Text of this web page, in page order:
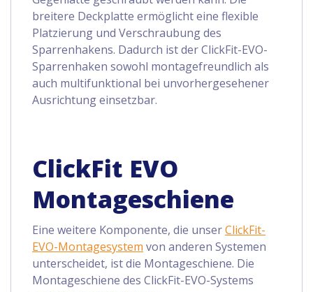
breitere Deckplatte ermöglicht eine flexible
Platzierung und Verschraubung des
Sparrenhakens. Dadurch ist der ClickFit-EVO-
Sparrenhaken sowohl montagefreundlich als
auch multifunktional bei unvorhergesehener
Ausrichtung einsetzbar.
ClickFit EVO
Montageschiene
Eine weitere Komponente, die unserClickFit-
EVO-Montagesystem von anderen Systemen
unterscheidet, ist die Montageschiene. Die
Montageschiene des ClickFit-EVO-Systems